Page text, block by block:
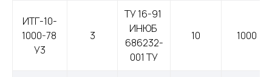
ИТГ-10-
1000-78
У3
3
ТУ 16-91
ИНЮБ
686232-
001 ТУ
10 1000
О компании
Контакты
+7 (499) 289-80-03
mail@cab-tech.ru